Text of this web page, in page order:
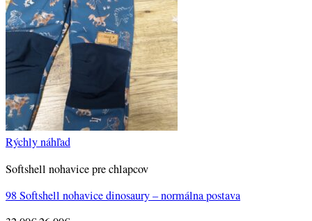
Rýchly náhľad
Softshell nohavice pre chlapcov
98 Softshell nohavice dinosaury – normálna postava